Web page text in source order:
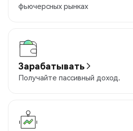
фьючерсных рынках
Зарабатывать
Получайте пассивный доход.